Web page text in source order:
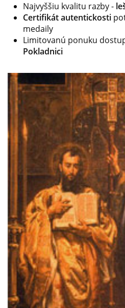
Najvyššiu kvalitu razby-
Certifikát autentickosti
medaily
Limitovanú ponuku
Pokladnici